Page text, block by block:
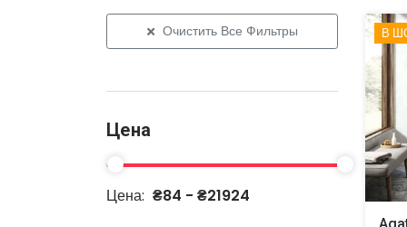
Очистить Все Фильтры
Цена
Цена: ₴84 - ₴21924
В